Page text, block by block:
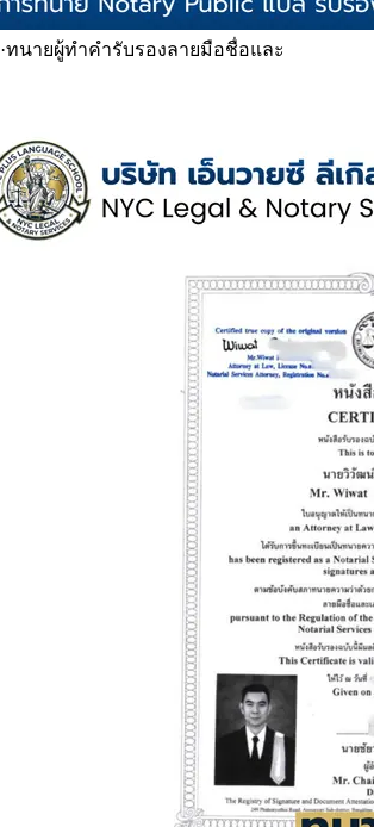
·ทนายผู้ทำคำรับรองลายมือชื่อและ